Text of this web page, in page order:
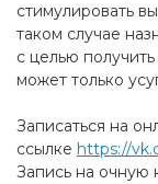
стимулировать
таком случае
с целью
может только
Записаться на
ссылке https://
Запись на очную